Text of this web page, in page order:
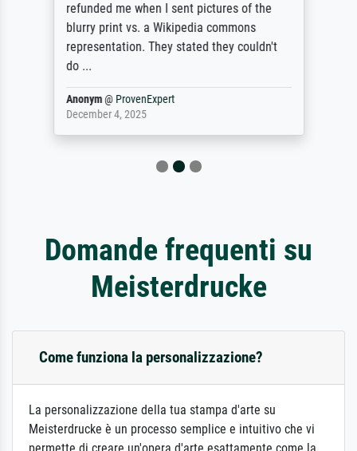
refunded me when I sent pictures of the
blurry print vs. a Wikipedia commons
representation. They stated they couldn't
do ...
Anonym@ ProvenExpert
December 4, 2025
Domande frequenti su
Meisterdrucke
Come funziona la personalizzazione?
La personalizzazione della tua stampa d'arte su
Meisterdrucke è un processo semplice e intuitivo che vi